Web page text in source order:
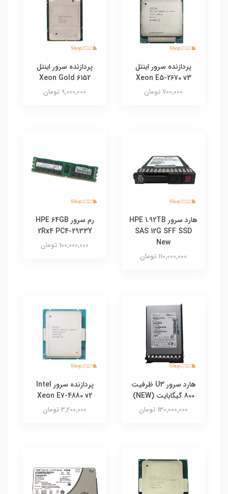
پردازنده سرور اینتل
Xeon E5-2670 v3
700,000 تومان
پردازنده سرور اینتل
Xeon Gold 6152
9,000,000 تومان
هارد سرور HPE 1.92TB
SAS 12G SFF SSD
New
110,000,000 تومان
رم سرور HPE 64GB
2Rx4 PC4-2933Y
100,000,000 تومان
هارد سرور U3 ظرفیت
800 گیگابایت (NEW)
130,000,000 تومان
پردازنده سرور Intel
Xeon E7-4880 v2
3,200,000 تومان